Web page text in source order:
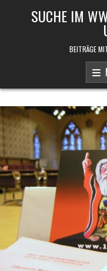
SUCHE IM
BEITRÄGE